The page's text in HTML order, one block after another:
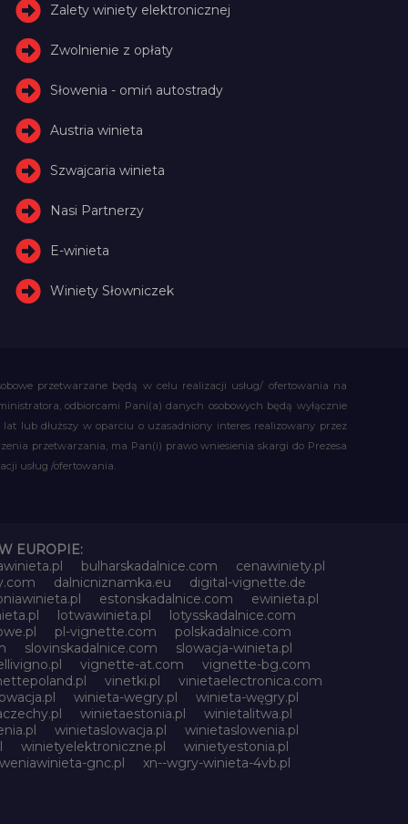
Zalety winiety elektronicznej
Zwolnienie z opłaty
Słowenia - omiń autostrady
Austria winieta
Szwajcaria winieta
Nasi Partnerzy
E-winieta
Winiety Słowniczek
przetwarzane będą w celu realizacji usług/ ofertowania na
odbiorcami Pani(a) danych osobowych będą wyłącznie
lub dłuższy w oparciu o uzasadniony interes realizowany przez
przetwarzania, ma Pan(i) prawo wniesienia skargi do Prezesa
usług /ofertowania.
EUROPIE:
bulharskadalnice.com
cenawiniety.pl
dalnicniznamka.eu
digital-vignette.de
estonskadalnice.com
ewinieta.pl
lotwawinieta.pl
lotysskadalnice.com
pl-vignette.com
polskadalnice.com
slovinskadalnice.com
slowacja-winieta.pl
vignette-at.com
vignette-bg.com
vinetki.pl
vinietaelectronica.com
winieta-wegry.pl
winieta-węgry.pl
winietaestonia.pl
winietalitwa.pl
winietaslowacja.pl
winietaslowenia.pl
winietyelektroniczne.pl
winietyestonia.pl
gnc.pl
xn--wgry-winieta-4vb.pl